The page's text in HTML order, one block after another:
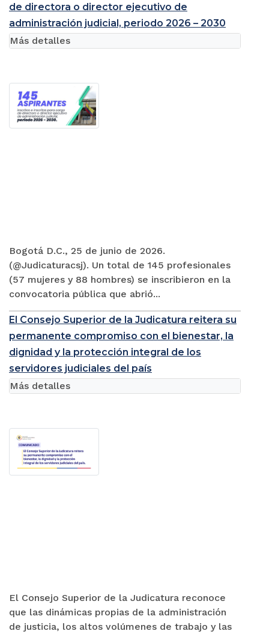
de directora o director ejecutivo de
administración judicial, periodo 2026 – 2030
Bogotá D.C., 25 de junio de 2026.
(@Judicaturacsj). Un total de 145 profesionales
(57 mujeres y 88 hombres) se inscribieron en la
convocatoria pública que abrió...
Más detalles
El Consejo Superior de la Judicatura reitera su
permanente compromiso con el bienestar, la
dignidad y la protección integral de los
servidores judiciales del país
El Consejo Superior de la Judicatura reconoce
que las dinámicas propias de la administración
de justicia, los altos volúmenes de trabajo y las
Más detalles